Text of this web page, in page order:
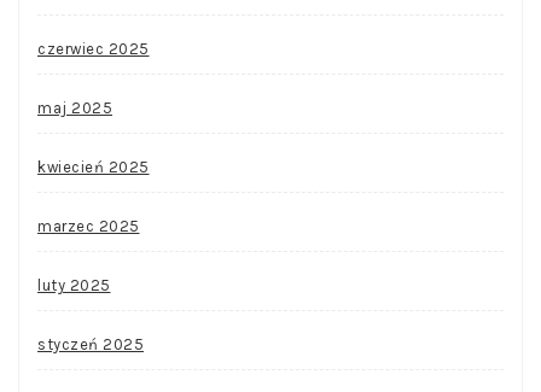
czerwiec 2025
maj 2025
kwiecień 2025
marzec 2025
luty 2025
styczeń 2025